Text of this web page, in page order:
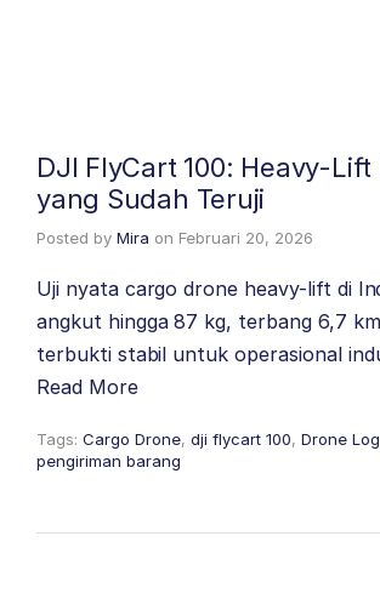
DJI FlyCart 100: Heavy-Lift
yang Sudah Teruji
Posted by Mira on Februari 20, 2026
Uji nyata cargo drone heavy-lift di
angkut hingga 87 kg, terbang 6,7
terbukti stabil untuk operasional
Read More
Tags: Cargo Drone, dji flycart 100, Drone
pengiriman barang